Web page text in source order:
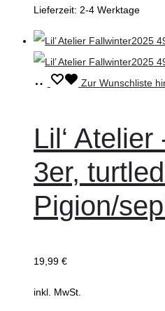
Lieferzeit: 2-4 Werktage
Ausführung
Dieses
mehrere
Varianten
auf.
Die
der
Zur Wunschliste
Lil‘
3er,
Pigion/
19,99 €
inkl. MwSt.